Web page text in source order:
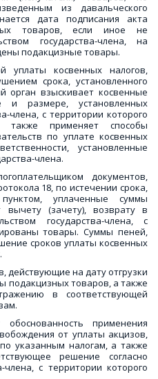
из давальческого
дата подписания акта
товаров, если иное не
государства-члена, на
подакцизные товары.
уплаты косвенных налогов,
срока, установленного
орган взыскивает косвенные
размере, установленных
члена, с территории которого
также применяет способы
по уплате косвенных
установленные
члена.
документов,
18, по истечении срока,
уплаченные суммы
вычету (зачету), возврату в
государства-члена, с
товары. Суммы пеней,
сроков уплаты косвенных
действующие на дату отгрузки
подакцизных товаров, а также
в соответствующей
применения
от уплаты акцизов,
указанным налогам, а также
решение согласно
члена, с территории которого